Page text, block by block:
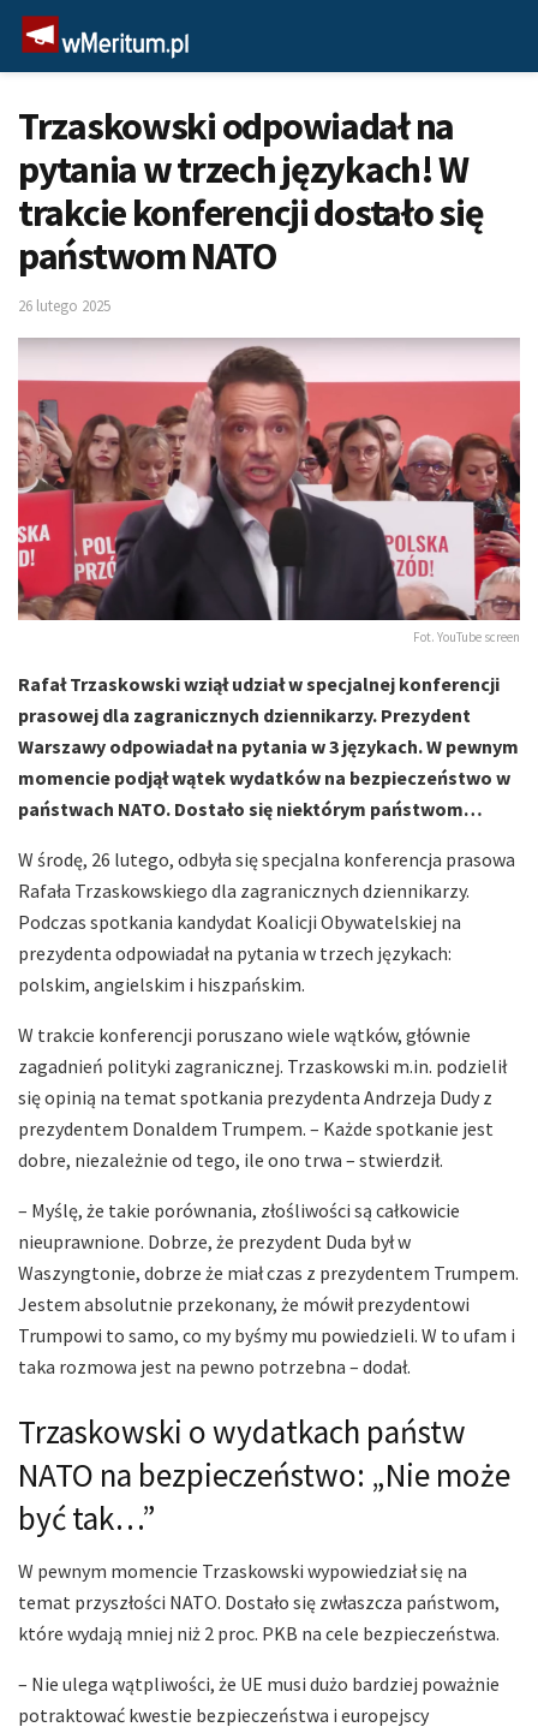
Trzaskowski odpowiadał na
pytania w trzech językach! W
trakcie konferencji dostało się
państwom NATO
26 lutego 2025
Fot. YouTube screen
Rafał Trzaskowski wziął udział w specjalnej konferencji
prasowej dla zagranicznych dziennikarzy. Prezydent
Warszawy odpowiadał na pytania w 3 językach. W pewnym
momencie podjął wątek wydatków na bezpieczeństwo w
państwach NATO. Dostało się niektórym państwom…
W środę, 26 lutego, odbyła się specjalna konferencja prasowa
Rafała Trzaskowskiego dla zagranicznych dziennikarzy.
Podczas spotkania kandydat Koalicji Obywatelskiej na
prezydenta odpowiadał na pytania w trzech językach:
polskim, angielskim i hiszpańskim.
W trakcie konferencji poruszano wiele wątków, głównie
zagadnień polityki zagranicznej. Trzaskowski m.in. podzielił
się opinią na temat spotkania prezydenta Andrzeja Dudy z
prezydentem Donaldem Trumpem. – Każde spotkanie jest
dobre, niezależnie od tego, ile ono trwa – stwierdził.
– Myślę, że takie porównania, złośliwości są całkowicie
nieuprawnione. Dobrze, że prezydent Duda był w
Waszyngtonie, dobrze że miał czas z prezydentem Trumpem.
Jestem absolutnie przekonany, że mówił prezydentowi
Trumpowi to samo, co my byśmy mu powiedzieli. W to ufam i
taka rozmowa jest na pewno potrzebna – dodał.
Trzaskowski o wydatkach państw
NATO na bezpieczeństwo: „Nie może
być tak…”
W pewnym momencie Trzaskowski wypowiedział się na
temat przyszłości NATO. Dostało się zwłaszcza państwom,
które wydają mniej niż 2 proc. PKB na cele bezpieczeństwa.
– Nie ulega wątpliwości, że UE musi dużo bardziej poważnie
potraktować kwestie bezpieczeństwa i europejscy